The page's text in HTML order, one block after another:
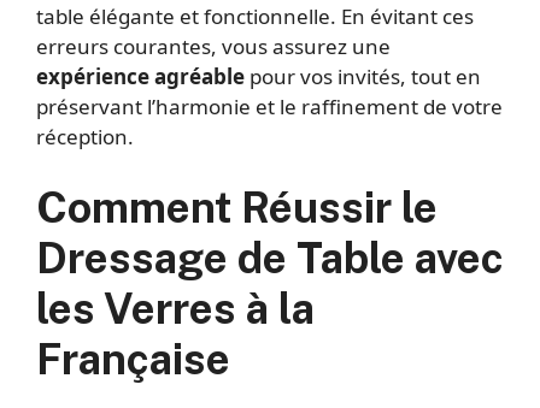
table élégante et fonctionnelle. En évitant ces
erreurs courantes, vous assurez une
expérience agréable pour vos invités, tout en
préservant l’harmonie et le raffinement de votre
réception.
Comment Réussir le
Dressage de Table avec
les Verres à la
Française